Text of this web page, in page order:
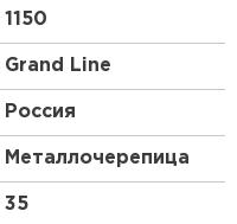
1150
Grand Line
Россия
Металлочерепица
35